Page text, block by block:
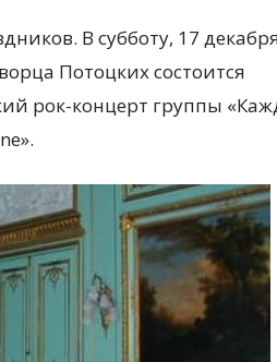
В субботу, 17
Потоцких состоится
рок-концерт группы